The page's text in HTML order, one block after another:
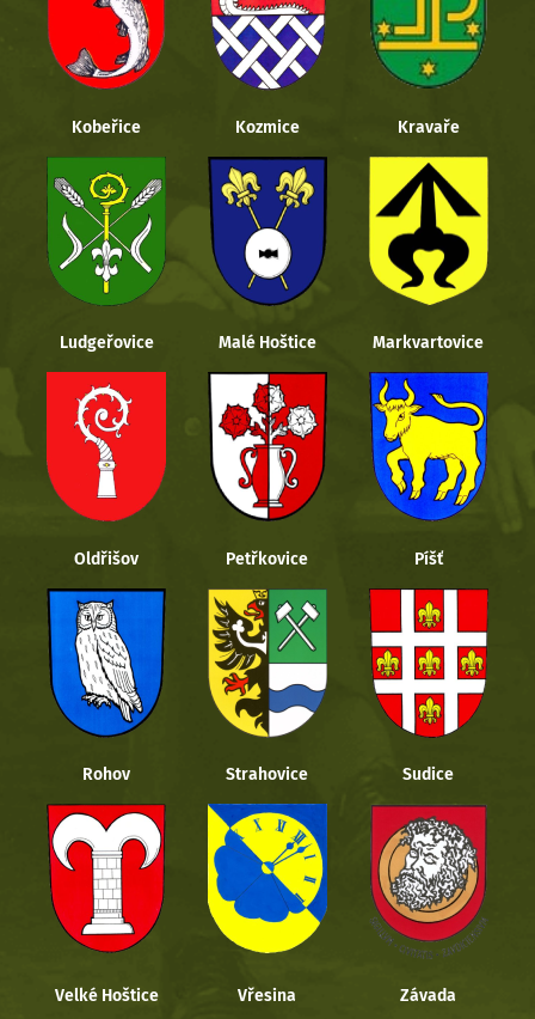
Kobeřice Kozmice Kravaře
Ludgeřovice Malé Hoštice Markvartovice
Oldřišov Petřkovice Píšť
Rohov Strahovice Sudice
Velké Hoštice Vřesina Závada